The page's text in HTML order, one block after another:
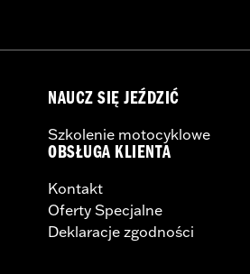
NAUCZ SIĘ JEŹDZIĆ
Szkolenie motocyklowe
OBSŁUGA KLIENTA
Kontakt
Oferty Specjalne
Deklaracje zgodności